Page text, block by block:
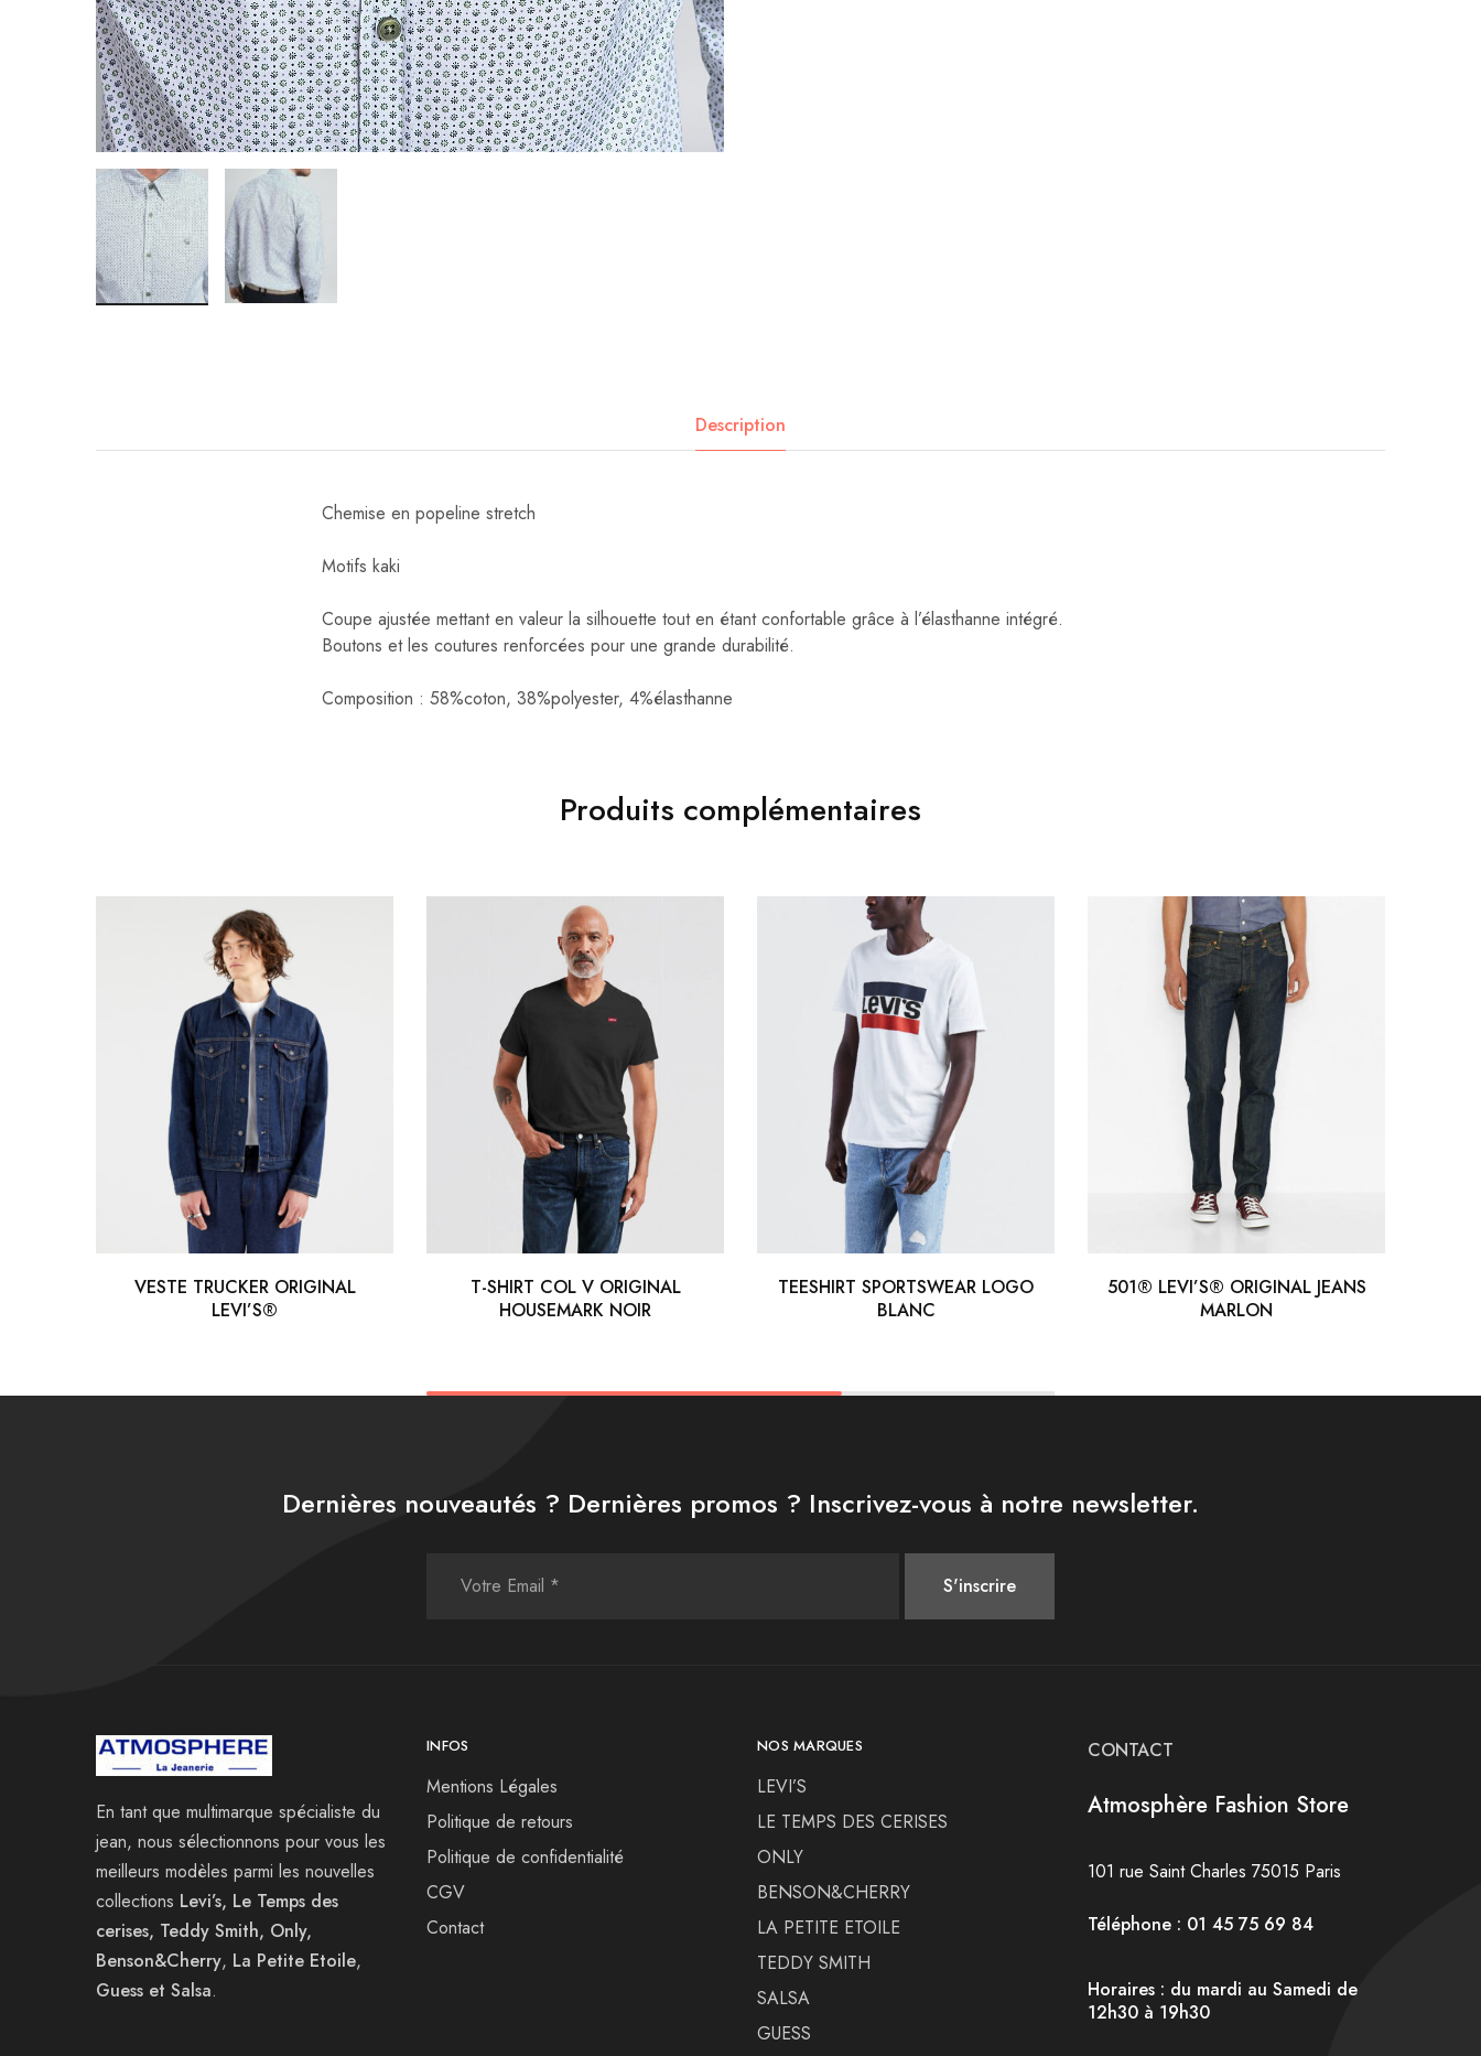
Description
Chemise en popeline stretch
Motifs kaki
Coupe ajustée mettant en valeur la silhouette tout en étant confortable grâce à l’élasthanne intégré.
Boutons et les coutures renforcées pour une grande durabilité.
Composition : 58%coton, 38%polyester, 4%élasthanne
Produits complémentaires
VESTE TRUCKER ORIGINAL
LEVI’S®
T-SHIRT COL V ORIGINAL
HOUSEMARK NOIR
TEESHIRT SPORTSWEAR LOGO
BLANC
501® LEVI’S® ORIGINAL JEANS
MARLON
Dernières nouveautés ? Dernières promos ? Inscrivez-vous à notre newsletter.
En tant que multimarque spécialiste du
jean, nous sélectionnons pour vous les
meilleurs modèles parmi les nouvelles
collections Levi’s, Le Temps des
cerises, Teddy Smith, Only,
Benson&Cherry, La Petite Etoile,
Guess et Salsa.
INFOS
Mentions Légales
Politique de retours
Politique de confidentialité
CGV
Contact
NOS MARQUES
LEVI’S
LE TEMPS DES CERISES
ONLY
BENSON&CHERRY
LA PETITE ETOILE
TEDDY SMITH
SALSA
GUESS
CONTACT
Atmosphère Fashion Store
101 rue Saint Charles 75015 Paris
Téléphone : 01 45 75 69 84
Horaires : du mardi au Samedi de
12h30 à 19h30